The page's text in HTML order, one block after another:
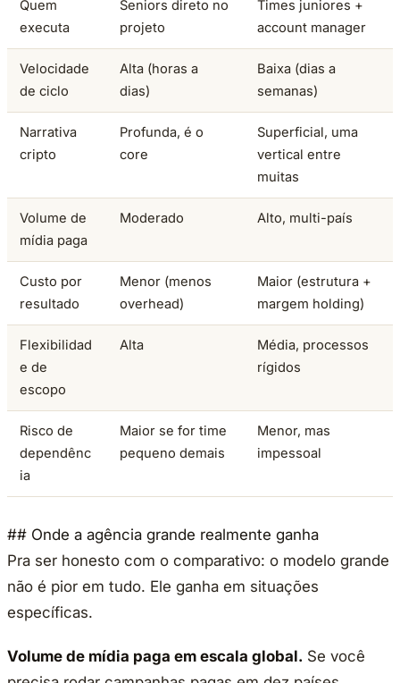
Quem
executa
Seniors direto no
projeto
Times juniores +
account manager
Velocidade
de ciclo
Alta (horas a
dias)
Baixa (dias a
semanas)
Narrativa
cripto
Profunda, é o
core
Superficial, uma
vertical entre
muitas
Volume de
mídia paga
Moderado Alto, multi-país
Custo por
resultado
Menor (menos
overhead)
Maior (estrutura +
margem holding)
Flexibilidad
e de
escopo
Alta
Média, processos
rígidos
Risco de
dependênc
ia
Maior se for time
pequeno demais
Menor, mas
impessoal
## Onde a agência grande realmente ganha
Pra ser honesto com o comparativo: o modelo grande
não é pior em tudo. Ele ganha em situações
específicas.
Volume de mídia paga em escala global. Se você